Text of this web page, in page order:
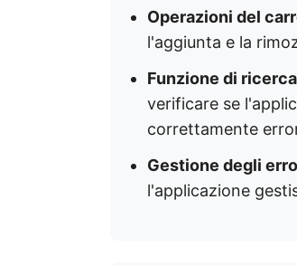
Operazioni del
l'aggiunta e la
Funzione di
verificare se
correttamente
Gestione degli
l'applicazione